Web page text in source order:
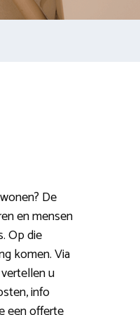
De
en mensen
Op die
komen. Via
u
info